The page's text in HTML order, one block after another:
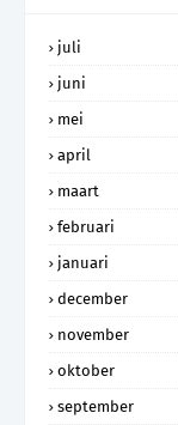
juli
juni
mei
april
maart
februari
januari
december
november
oktober
september